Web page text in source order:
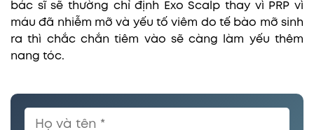
bác sĩ sẽ thường chỉ định Exo Scalp thay vì PRP vì
máu đã nhiễm mỡ và yếu tố viêm do tế bào mỡ sinh
ra thì chắc chắn tiêm vào sẽ càng làm yếu thêm
nang tóc.